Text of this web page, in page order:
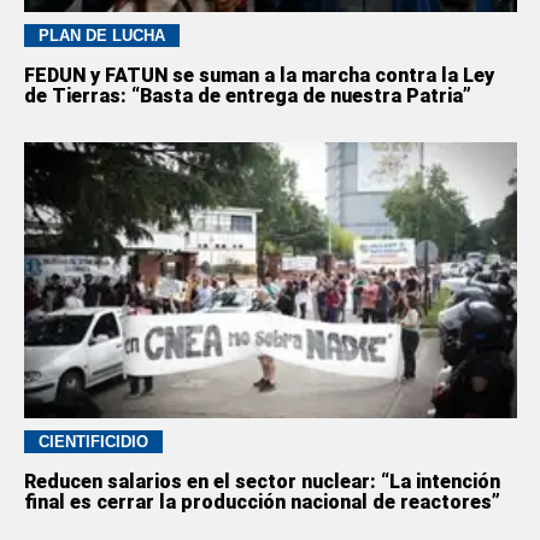
PLAN DE LUCHA
FEDUN y FATUN se suman a la marcha contra la Ley
de Tierras: “Basta de entrega de nuestra Patria”
CIENTIFICIDIO
Reducen salarios en el sector nuclear: “La intención
final es cerrar la producción nacional de reactores”